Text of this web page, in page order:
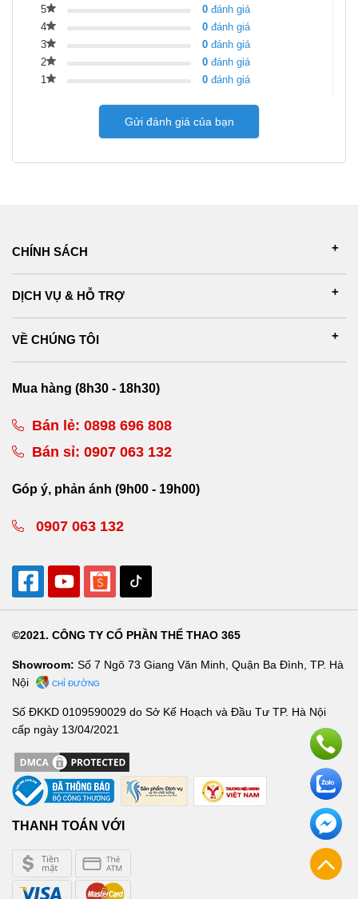
5 0 đánh giá
4
0 đánh giá
3
0 đánh giá
2
0 đánh giá
1
0 đánh giá
Gửi đánh giá của bạn
CHÍNH SÁCH
DỊCH VỤ & HỖ TRỢ
VỀ CHÚNG TÔI
Mua hàng (8h30 - 18h30)
Bán lẻ: 0898 696 808
Bán sỉ: 0907 063 132
Góp ý, phản ánh (9h00 - 19h00)
0907 063 132
©2021. CÔNG TY CỔ PHẦN THỂ THAO 365
Showroom: Số 7 Ngõ 73 Giang Văn Minh, Quận Ba Đình, TP. Hà
Nội
CHỈ ĐƯỜNG
Số ĐKKD 0109590029 do Sở Kế Hoạch và Đầu Tư TP. Hà Nội
cấp ngày 13/04/2021
THANH TOÁN VỚI